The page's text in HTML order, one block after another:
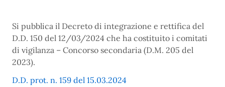
Si pubblica il Decreto di integrazione e rettifica del
D.D. 150 del 12/03/2024 che ha costituito i comitati
di vigilanza – Concorso secondaria (D.M. 205 del
2023).
D.D. prot. n. 159 del 15.03.2024